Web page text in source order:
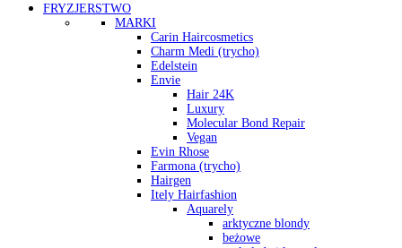
FRYZJERSTWO
MARKI
Carin Haircosmetics
Charm Medi (trycho)
Edelstein
Envie
Hair 24K
Luxury
Molecular Bond Repair
Vegan
Evin Rhose
Farmona (trycho)
Hairgen
Itely Hairfashion
Aquarely
arktyczne blondy
beżowe